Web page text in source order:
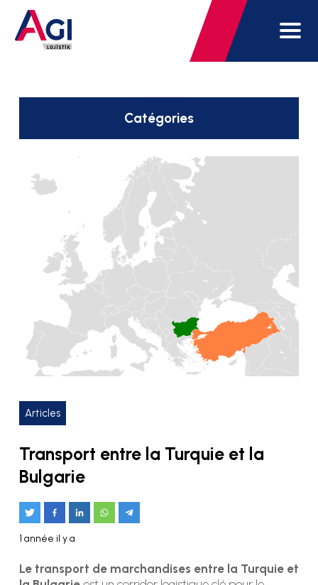
Catégories
Articles
Transport entre la Turquie et la
Bulgarie
1 année il y a
Le transport de marchandises entre la Turquie et